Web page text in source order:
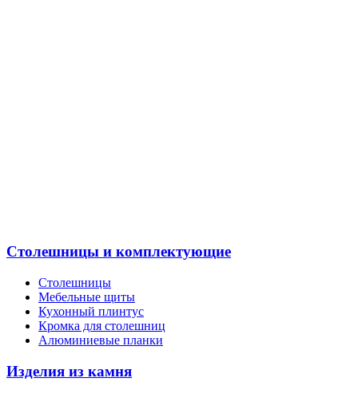
Столешницы и комплектующие
Столешницы
Мебельные щиты
Кухонный плинтус
Кромка для столешниц
Алюминиевые планки
Изделия из камня